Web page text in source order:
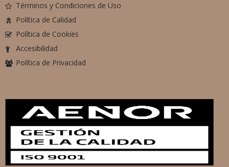
Términos y Condiciones de Uso
Política de Calidad
Política de Cookies
Accesibilidad
Política de Privacidad